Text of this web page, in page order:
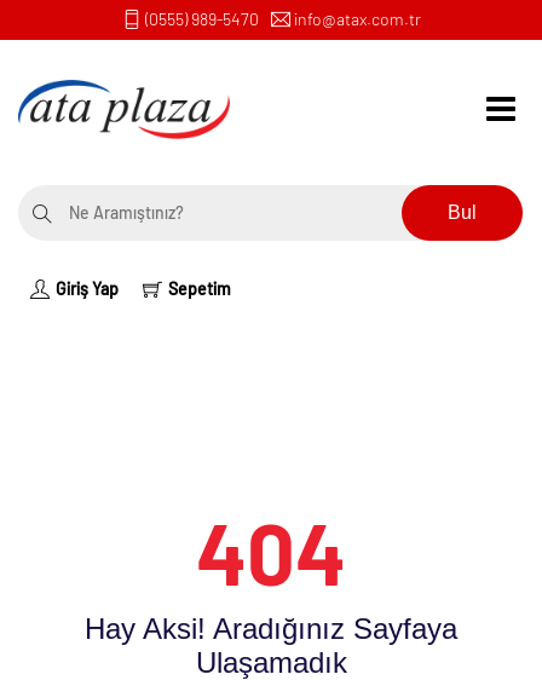
(0555) 989-5470 info@atax.com.tr
Bul
Giriş Yap Sepetim
404
Hay Aksi! Aradığınız Sayfaya
Ulaşamadık